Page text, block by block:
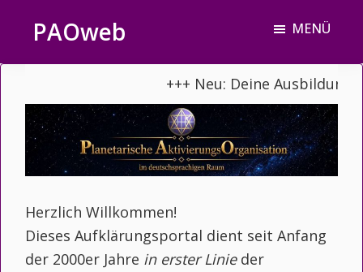
Inhalt
springen
Fußzeile
springen
PAOweb
AktivierungsOrganisation)
MENÜ
+++ Neu: Deine Ausbildung
Herzlich Willkommen!
Dieses Aufklärungsportal dient seit Anfang
der 2000er Jahre in erster Linieder